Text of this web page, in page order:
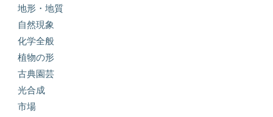
地形・地質
自然現象
化学全般
植物の形
古典園芸
光合成
市場